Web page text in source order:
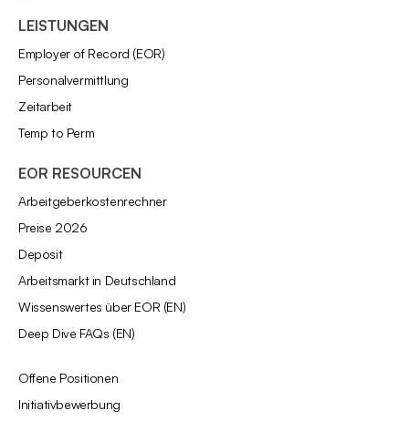
LEISTUNGEN
Employer of Record (EOR)
Personalvermittlung
Zeitarbeit
Temp to Perm
EOR RESOURCEN
Arbeitgeberkostenrechner
Preise 2026
Deposit
Arbeitsmarkt in Deutschland
Wissenswertes über EOR (EN)
Deep Dive FAQs (EN)
Offene Positionen
Initiativbewerbung